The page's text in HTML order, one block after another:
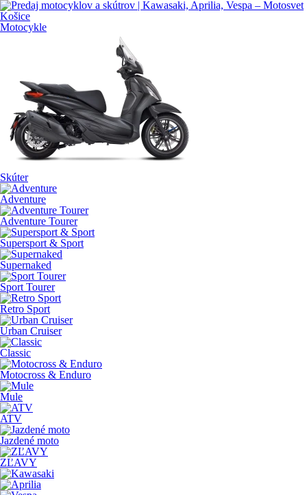
Motocykle
Skúter
Adventure
Adventure Tourer
Supersport & Sport
Supernaked
Sport Tourer
Retro Sport
Urban Cruiser
Classic
Motocross & Enduro
Mule
ATV
Jazdené moto
ZĽAVY